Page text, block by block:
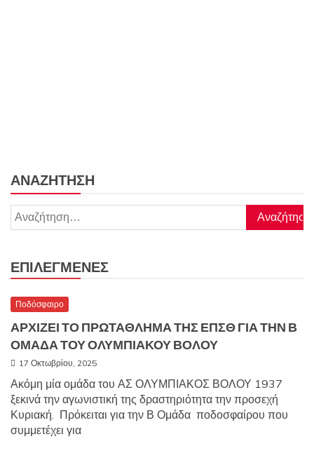
ΑΝΑΖΉΤΗΣΗ
Αναζήτηση
για:
ΕΠΙΛΕΓΜΈΝΕΣ
Ποδόσφαιρο
ΑΡΧΙΖΕΙ ΤΟ ΠΡΩΤΑΘΛΗΜΑ ΤΗΣ ΕΠΣΘ ΓΙΑ ΤΗΝ Β
ΟΜΑΔΑ ΤΟΥ ΟΛΥΜΠΙΑΚΟΥ ΒΟΛΟΥ
17 Οκτωβρίου, 2025
Ακόμη μία ομάδα του ΑΣ ΟΛΥΜΠΙΑΚΟΣ ΒΟΛΟΥ 1937
ξεκινά την αγωνιστική της δραστηριότητα την προσεχή
Κυριακή. Πρόκειται για την Β Ομάδα ποδοσφαίρου που
συμμετέχει για